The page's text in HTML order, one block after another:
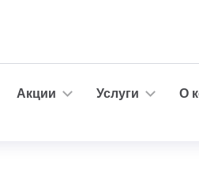
Акции Услуги
О